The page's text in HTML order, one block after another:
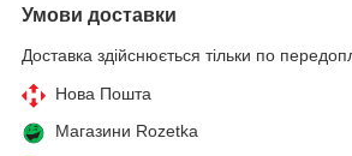
Умови доставки
Доставка здійснюється тільки по
Нова Пошта
Магазини Rozetka